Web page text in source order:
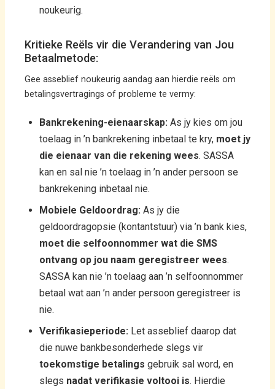
noukeurig.
Kritieke Reëls vir die Verandering van Jou
Betaalmetode:
Gee asseblief noukeurig aandag aan hierdie reëls om
betalingsvertragings of probleme te vermy:
Bankrekening-eienaarskap: As jy kies om jou
toelaag in ’n bankrekening inbetaal te kry, moet jy
die eienaar van die rekening wees. SASSA
kan en sal nie ’n toelaag in ’n ander persoon se
bankrekening inbetaal nie.
Mobiele Geldoordrag: As jy die
geldoordragopsie (kontantstuur) via ’n bank kies,
moet die selfoonnommer wat die SMS
ontvang op jou naam geregistreer wees.
SASSA kan nie ’n toelaag aan ’n selfoonnommer
betaal wat aan ’n ander persoon geregistreer is
nie.
Verifikasieperiode: Let asseblief daarop dat
die nuwe bankbesonderhede slegs vir
toekomstige betalings gebruik sal word, en
slegs nadat verifikasie voltooi is. Hierdie